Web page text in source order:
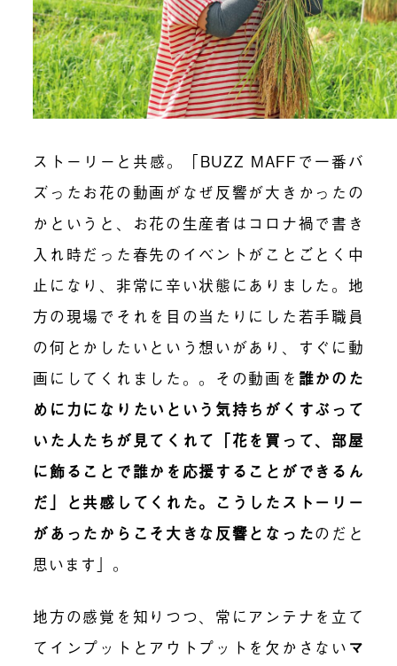
ストーリーと共感。「BUZZ MAFFで一番バ
ズったお花の動画がなぜ反響が大きかったの
かというと、お花の生産者はコロナ禍で書き
入れ時だった春先のイベントがことごとく中
止になり、非常に辛い状態にありました。地
方の現場でそれを目の当たりにした若手職員
の何とかしたいという想いがあり、すぐに動
画にしてくれました。。その動画を 誰かのた
めに力になりたいという気持ちがくすぶって
いた人たちが見てくれて「花を買って、部屋
に飾ることで誰かを応援することができるん
だ」と共感してくれた。こうしたストーリー
があったからこそ大きな反響となったのだと
思います」。
地方の感覚を知りつつ、常にアンテナを立て
てインプットとアウトプットを欠かさない マ